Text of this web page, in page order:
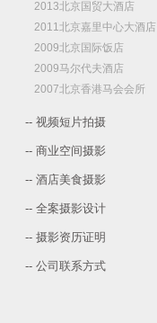
2013北京国贸大酒店
2011北京嘉里中心大酒店
2009北京国际饭店
2009马尔代夫酒店
2007北京香港马会会所
-- 视频短片拍摄
-- 商业空间摄影
-- 酒店美食摄影
-- 全案摄影设计
-- 摄影资历证明
-- 公司联系方式